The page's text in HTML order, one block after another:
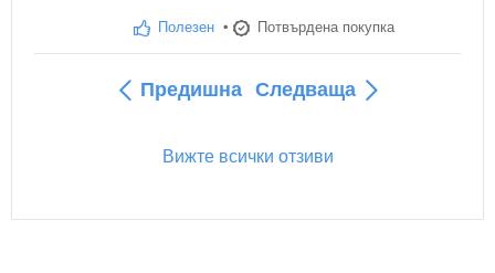
Полезен • Потвърдена покупка
Предишна Следваща
Вижте всички отзиви